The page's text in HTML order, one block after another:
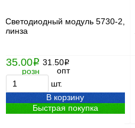
Светодиодный модуль 5730-2,
линза
35.00i
розн
31.50i
опт
шт.
В корзину
Быстрая покупка